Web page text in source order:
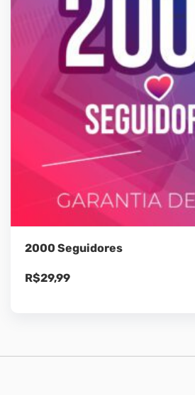
2000 Seguidores
R$29,99